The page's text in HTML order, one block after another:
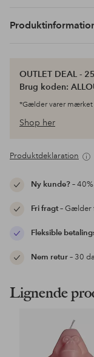
OUTLET DEAL -
Brug koden:
*Gælder varer mærket
Shop her
Produktdeklaration
Ny kunde?–
Fri fragt– Gælder
Fleksible
Nem retur– 30
Lignende